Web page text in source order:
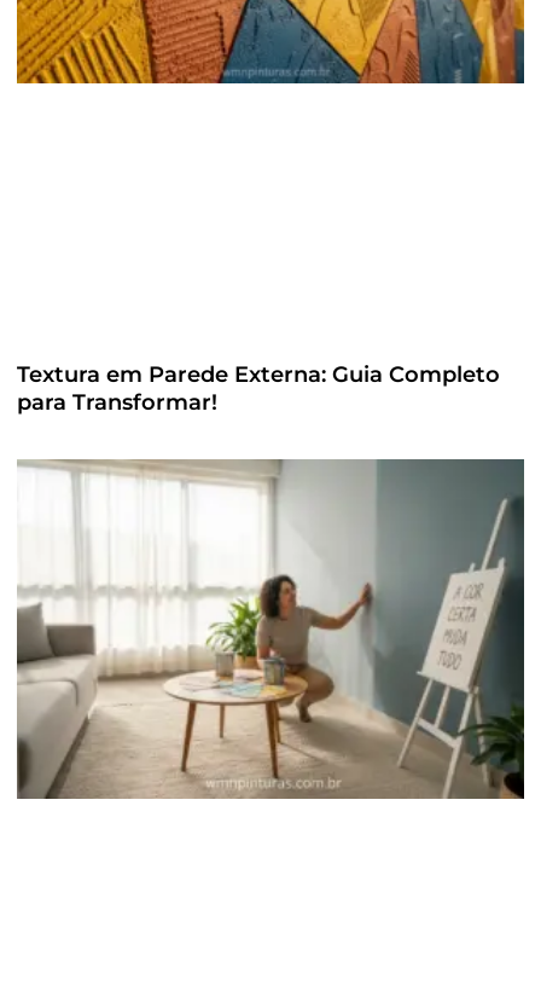
Textura em Parede Externa: Guia Completo
para Transformar!